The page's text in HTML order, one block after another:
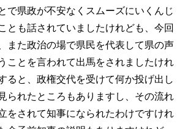
で県政が不安なくスムーズにいくんじ
とも話されていましたけれども、今回
また政治の場で県民を代表して県の声
ことを言われて出馬をされましたけれ
ると、政権交代を受けて何か投げ出し
られたところもありますし、その流れ
をされて知事になられたわけですけれ